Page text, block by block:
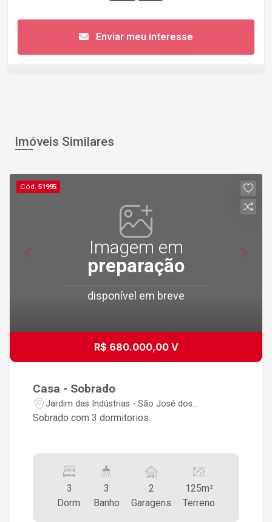
Enviar meu interesse
Imóveis Similares
Cód.51995
Imagem em
preparação
disponível em breve
R$ 680.000,00 V
Casa - Sobrado
Jardim das Indústrias - São José dos
Campos/SP
Sobrado com 3 dormitorios.
3
Dorm.
3
Banho
2
Garagens
125m²
Terreno